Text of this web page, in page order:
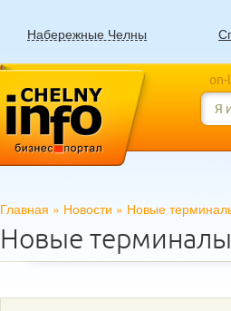
Набережные Челны
on-
Главная » Новости » Новые
Новые